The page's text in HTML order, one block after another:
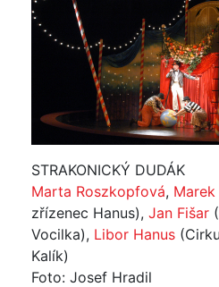
STRAKONICKÝ DUDÁK
Marta Roszkopfová,
zřízenec Hanus), Jan Fišar
Vocilka), Libor Hanus
Kalík)
Foto: Josef Hradil